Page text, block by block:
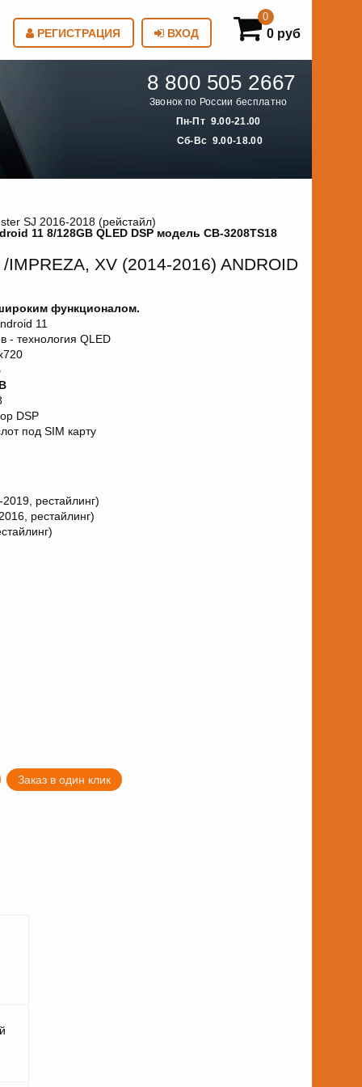
РЕГИСТРАЦИЯ ВХОД
0
0 руб
8 800 505 2667
Звонок по России бесплатно
Пн-Пт 9.00-21.00
Сб-Вс 9.00-18.00
SJ 2016-2018 (рейстайл)
11 8/128GB QLED DSP модель CB-3208TS18
XV (2014-2016) ANDROID
функционалом.
11
технология QLED
DSP
под SIM карту
рестайлинг)
рестайлинг)
Заказ в один клик